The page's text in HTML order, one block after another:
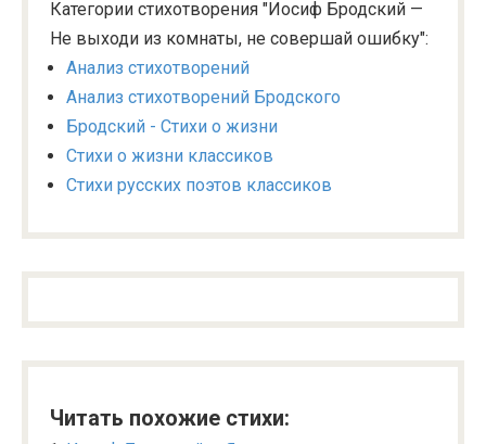
Категории стихотворения "Иосиф Бродский —
Не выходи из комнаты, не совершай ошибку":
Анализ стихотворений
Анализ стихотворений Бродского
Бродский - Стихи о жизни
Стихи о жизни классиков
Стихи русских поэтов классиков
Читать похожие стихи: